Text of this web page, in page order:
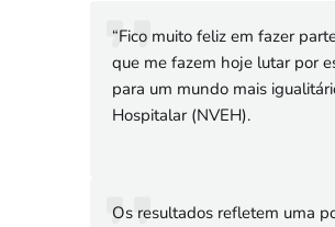
“Fico muito feliz em fazer
que me fazem hoje lutar por
para um mundo mais
Hospitalar (NVEH).
Os resultados refletem uma